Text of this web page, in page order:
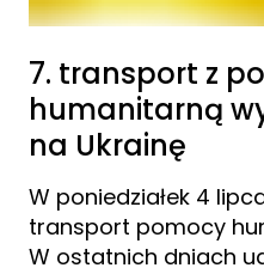
7. transport z
humanitarną
na Ukrainę
W poniedziałek 4
transport pomocy
W ostatnich dniach